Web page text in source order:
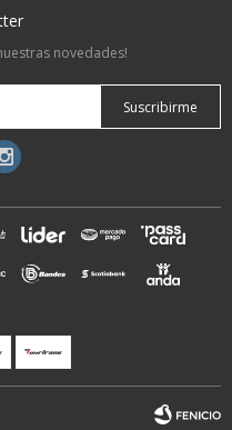
novedades!
Suscribirme